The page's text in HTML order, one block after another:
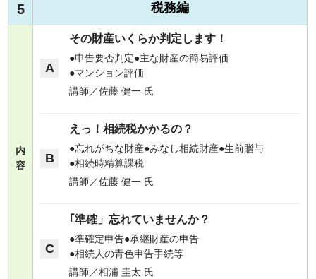
5 税務編
内
容
A
その財産いくらか判定します！
申告要否判定
主な財産の簡易評価
マンション評価
講師／佐藤 健一 氏
B
えっ！相続税かかるの？
忘れがちな財産 みなし相続財産 生前贈与
相続時精算課税
講師／佐藤 健一 氏
C
｢準確」忘れていませんか？
準確定申告 承継財産の申告
相続人の青色申告手続等
講師／相浦 圭太 氏